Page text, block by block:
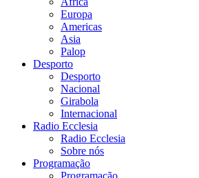
Europa
Americas
Asia
Palop
Desporto
Desporto
Nacional
Girabola
Internacional
Radio Ecclesia
Radio Ecclesia
Sobre nós
Programação
Programação